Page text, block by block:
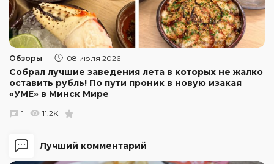
Лучший комментарий
Обзоры 08 июля 2026
Собрал лучшие заведения лета в которых не жалко
оставить рубль! По пути проник в новую изакая
«УМЕ» в Минск Мире
1 11.2K